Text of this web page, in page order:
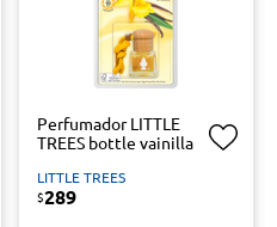
Perfumador LITTLE
TREES bottle vainilla
LITTLE TREES
$289